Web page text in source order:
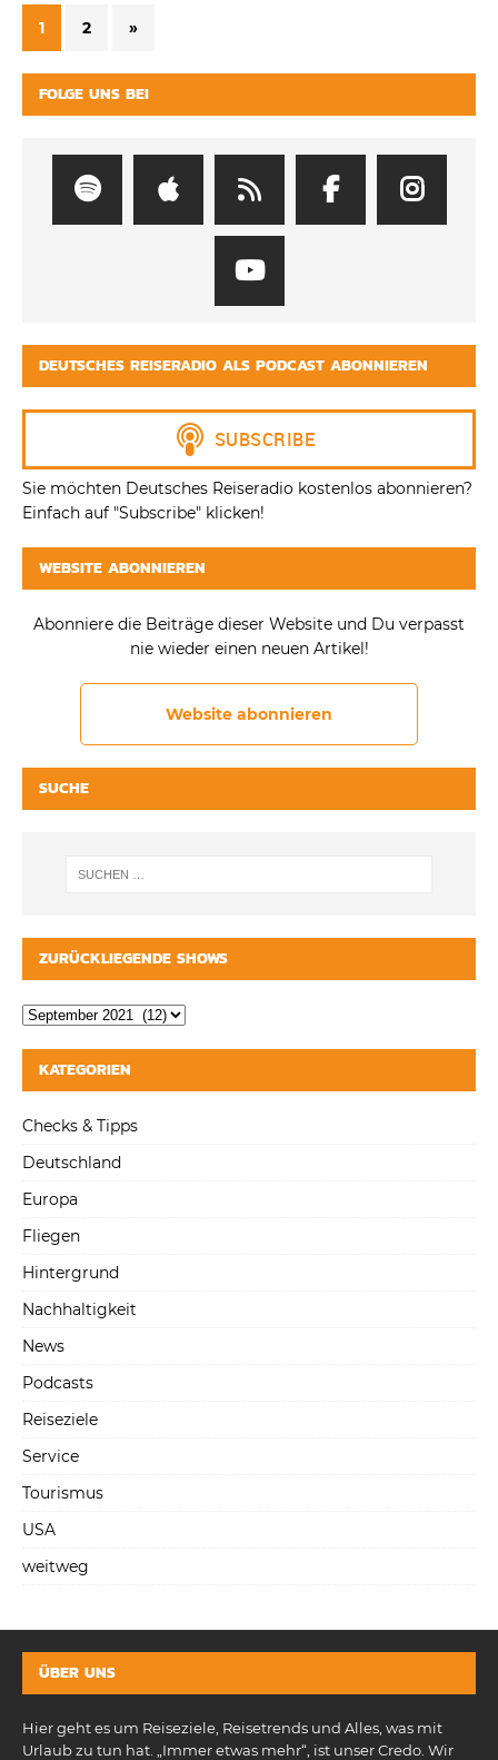
1 2 »
FOLGE UNS BEI
DEUTSCHES REISERADIO ALS PODCAST ABONNIEREN
Sie möchten Deutsches Reiseradio kostenlos abonnieren?
Einfach auf "Subscribe" klicken!
WEBSITE ABONNIEREN
Abonniere die Beiträge dieser Website und Du verpasst
nie wieder einen neuen Artikel!
Website abonnieren
SUCHE
ZURÜCKLIEGENDE SHOWS
KATEGORIEN
Checks & Tipps
Deutschland
Europa
Fliegen
Hintergrund
Nachhaltigkeit
News
Podcasts
Reiseziele
Service
Tourismus
USA
weitweg
ÜBER UNS
Hier geht es um Reiseziele, Reisetrends und Alles, was mit
Urlaub zu tun hat. „Immer etwas mehr“, ist unser Credo. Wir